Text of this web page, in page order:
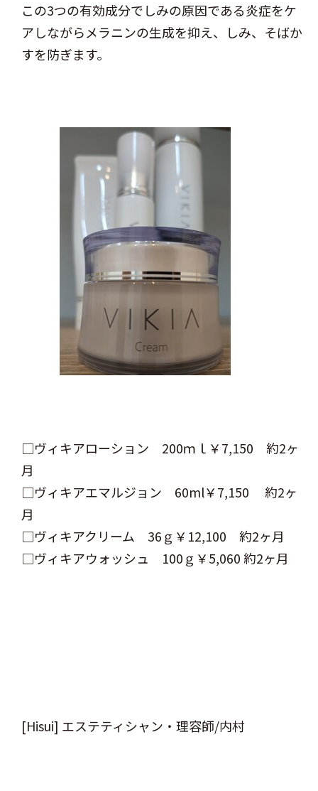
この3つの有効成分でしみの原因である炎症をケ
アしながらメラニンの生成を抑え、しみ、そばか
すを防ぎます。
□ヴィキアローション 200ｍｌ￥7,150 約2ヶ
月
□ヴィキアエマルジョン 60ml￥7,150 約2ヶ
月
□ヴィキアクリーム 36ｇ￥12,100 約2ヶ月
□ヴィキアウォッシュ 100ｇ￥5,060 約2ヶ月
[Hisui] エステティシャン・理容師/内村